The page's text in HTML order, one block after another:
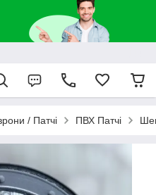
/ Патчі ПВХ Патчі